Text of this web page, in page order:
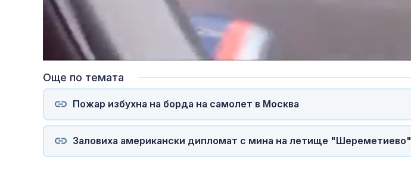
Unmute
54.28%
Още по темата
Пожар избухна на борда на самолет в Москва
Заловиха американски дипломат с мина на летище "Шереметиево"
38°, но на места ще
превали и разхлади
изпратиха писателя и